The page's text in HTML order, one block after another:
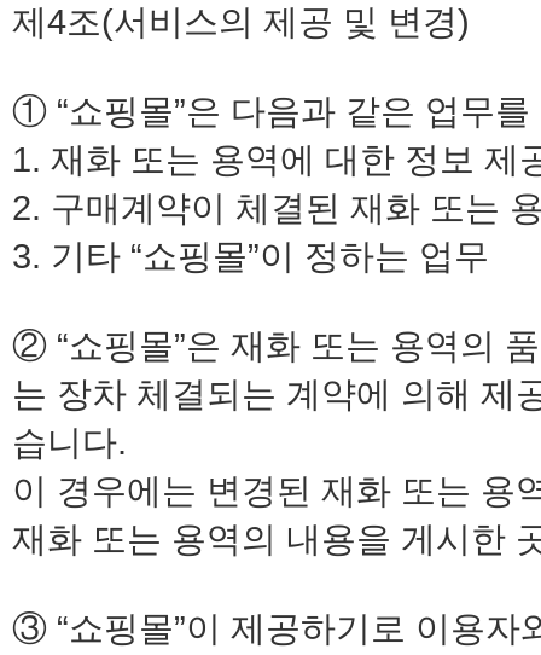
제4조(서비스의 제공 및 변경)
① “쇼핑몰”은 다음과 같은 업무
1. 재화 또는 용역에 대한 정보 제
2. 구매계약이 체결된 재화 또는
3. 기타 “쇼핑몰”이 정하는 업무
② “쇼핑몰”은 재화 또는 용역의
는 장차 체결되는 계약에 의해 제
습니다.
이 경우에는 변경된 재화 또는 용
재화 또는 용역의 내용을 게시한
③ “쇼핑몰”이 제공하기로 이용자